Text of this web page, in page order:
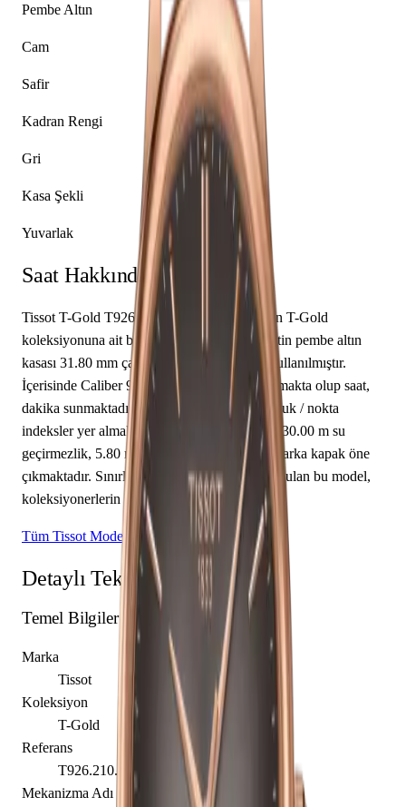
Pembe Altın
Cam
Safir
Kadran Rengi
Gri
Kasa Şekli
Yuvarlak
Saat Hakkında
Tissot T-Gold T926.210.76.061.00, markanın T-Gold
koleksiyonuna ait bir kol saati modelidir. Saatin pembe altın
kasası 31.80 mm çapa sahip olup safir cam kullanılmıştır.
İçerisinde Caliber 902.101 mekanizma yer almakta olup saat,
dakika sunmaktadır. Gri kadranı üzerinde çubuk / nokta
indeksler yer almaktadır. Teknik detaylarında 30.00 m su
geçirmezlik, 5.80 mm kasa yüksekliği, kapalı arka kapak öne
çıkmaktadır. Sınırlı üretim olarak piyasaya sunulan bu model,
koleksiyonerlerin ilgisini çekmektedir.
Tüm Tissot Modelleri
Detaylı Teknik Özellikler
Temel Bilgiler
Marka
Tissot
Koleksiyon
T-Gold
Referans
T926.210.76.061.00
Mekanizma Adı